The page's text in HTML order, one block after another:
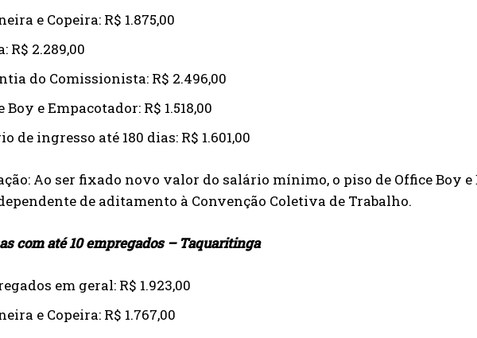
e Copeira: R$ 1.875,00
R$ 2.289,00
do Comissionista: R$ 2.496,00
Boy e Empacotador: R$ 1.518,00
de ingresso até 180 dias: R$ 1.601,00
Ao ser fixado novo valor do salário mínimo, o piso de Office Boy
de aditamento à Convenção Coletiva de Trabalho.
com até 10 empregados – Taquaritinga
em geral: R$ 1.923,00
e Copeira: R$ 1.767,00